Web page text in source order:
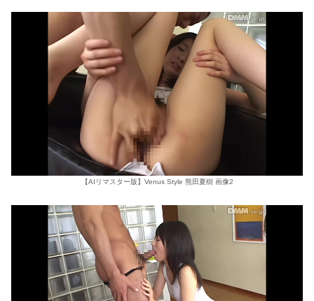
【AIリマスター版】Venus Style 熊田夏樹 画像2